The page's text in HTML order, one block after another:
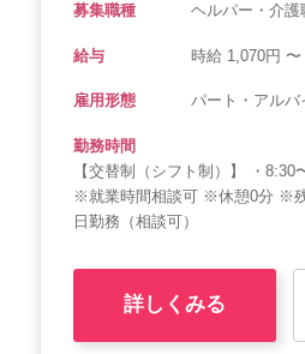
募集職種 ヘルパー・介護
給与 時給 1,070円 〜
雇用形態 パート・アルバ
勤務時間
【交替制（シフト制）】 ・8:30
※就業時間相談可 ※休憩0分 ※
日勤務（相談可）
詳しくみる